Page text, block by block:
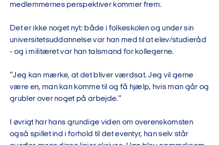
medlemmernes perspektiver kommer frem.
Det er ikke noget nyt: både i folkeskolen og under sin
universitetsuddannelse var han med til at elev/studieråd
- og i militæret var han talsmand for kollegerne.
”Jeg kan mærke, at det bliver værdsat. Jeg vil gerne
være en, man kan komme til og få hjælp, hvis man går og
grubler over noget på arbejde.”
I øvrigt har hans grundige viden om overenskomsten
også spillet ind i forhold til det eventyr, han selv står